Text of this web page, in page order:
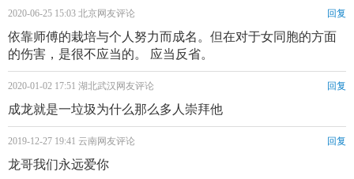
成龙与邓丽君感情纠葛：
1979年9月，
成龙也在美国拍电影《杀手
壕》。邓丽君心情不好，加上身
处陌生异地，此时成龙适时给予邓丽君温暖与慰藉，使得这
段恋情迅速加温。成龙在唱歌方面也有成绩，这其中就有邓
传授给成龙。不过成龙电影杀青返港后，并没有因为邓丽君
2020-06-25 15:03 北京网友评论 回复
依靠师傅的栽培与个人努力而成名。但在对于女同胞的方面
的伤害，是很不应当的。 应当反省。
2020-01-02 17:51 湖北武汉网友评论 回复
成龙就是一垃圾为什么那么多人崇拜他
2019-12-27 19:41 云南网友评论 回复
龙哥我们永远爱你